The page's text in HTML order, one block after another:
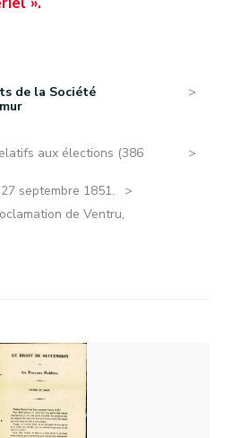
de la Société
aux élections (386
septembre 1851.
de Ventru,